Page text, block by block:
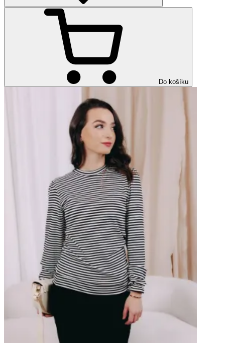
Do košíku